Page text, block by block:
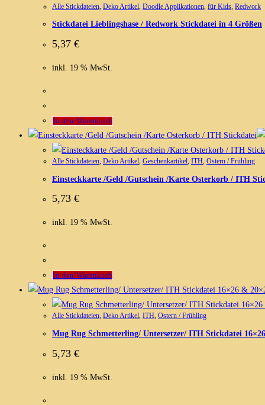
Alle Stickdateien, Deko Artikel, Doodle Applikationen, für Kids, Redwork
Stickdatei Lieblingshase / Redwork Stickdatei in 4 Größen
5,37 €
inkl. 19 % MwSt.
In den Warenkorb
Alle Stickdateien, Deko Artikel, Geschenkartikel, ITH, Ostern / Frühling
Einsteckkarte /Geld /Gutschein /Karte Osterkorb / ITH
5,73 €
inkl. 19 % MwSt.
In den Warenkorb
Alle Stickdateien, Deko Artikel, ITH, Ostern / Frühling
Mug Rug Schmetterling/ Untersetzer/ ITH Stickdatei
5,73 €
inkl. 19 % MwSt.